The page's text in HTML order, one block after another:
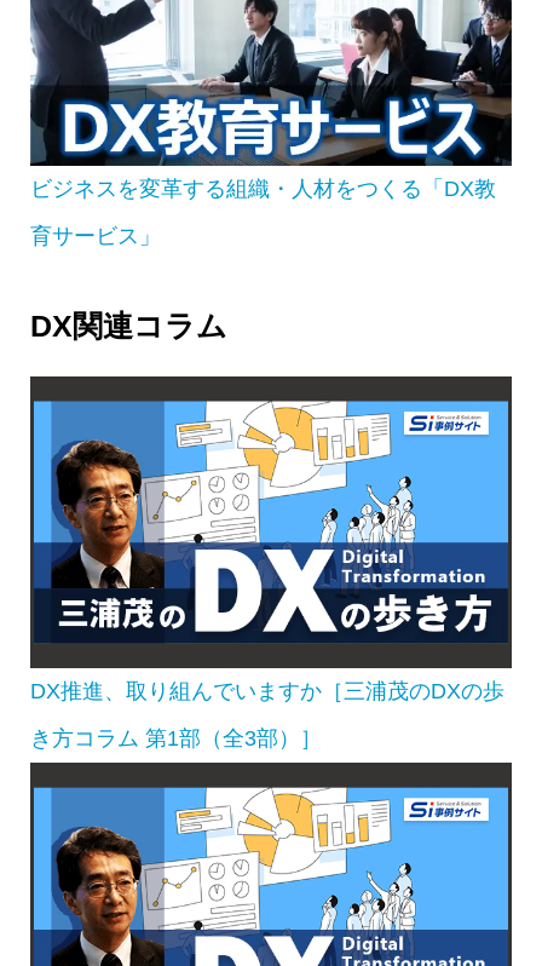
ビジネスを変革する組織・人材をつくる「DX教
育サービス」
DX関連コラム
DX推進、取り組んでいますか［三浦茂のDXの歩
き方コラム 第1部（全3部）］